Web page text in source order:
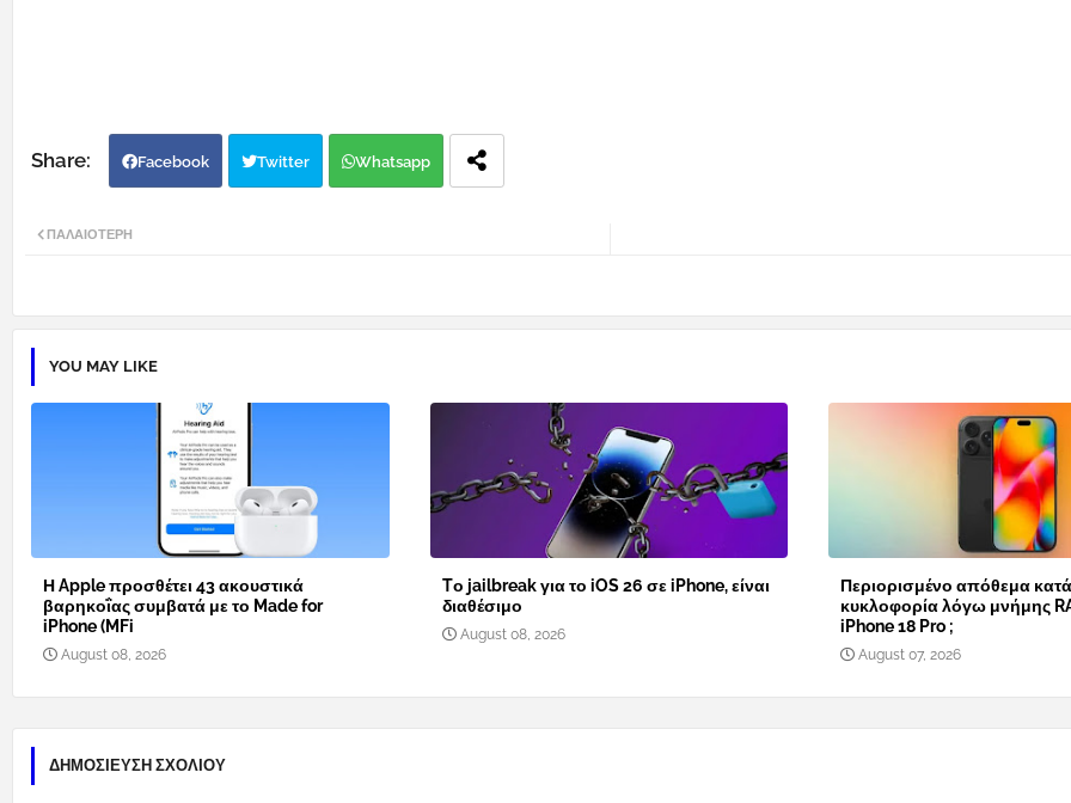
Facebook Twitter Whatsapp
ΠΑΛΑΙΌΤΕΡΗ
YOU MAY LIKE
Η Apple προσθέτει 43 ακουστικά
βαρηκοΐας συμβατά με το Made for
iPhone (MFi
August 08, 2026
Tο jailbreak για το iOS 26 σε iPhone, είναι
διαθέσιμο
August 08, 2026
Περιορισμένο απόθεμα
κυκλοφορία λόγω μνήμης
iPhone 18 Pro ;
August 07, 2026
ΔΗΜΟΣΊΕΥΣΗ ΣΧΟΛΊΟΥ